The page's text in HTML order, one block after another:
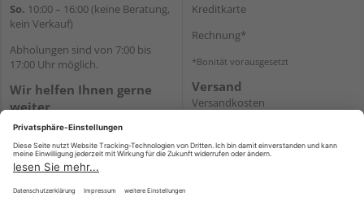
So. 10:00 – 16:00 (keine Beratung,
kein Verkauf)
Abholungen sind von 7:00 bis
17:00 Uhr möglich.
Wir helfen Ihnen gerne
weiter
Tel.:+49 2462 99099
WhatsApp
Kreditkarte
Rechnung*
*Bonität vorausgesetzt
Versand
Versandkosten